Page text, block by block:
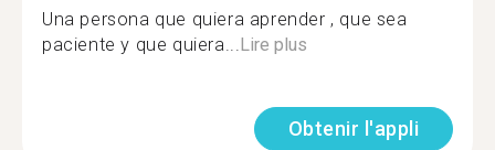
Una persona que quiera aprender , que sea
paciente y que quiera...Lire plus
Obtenir l'appli